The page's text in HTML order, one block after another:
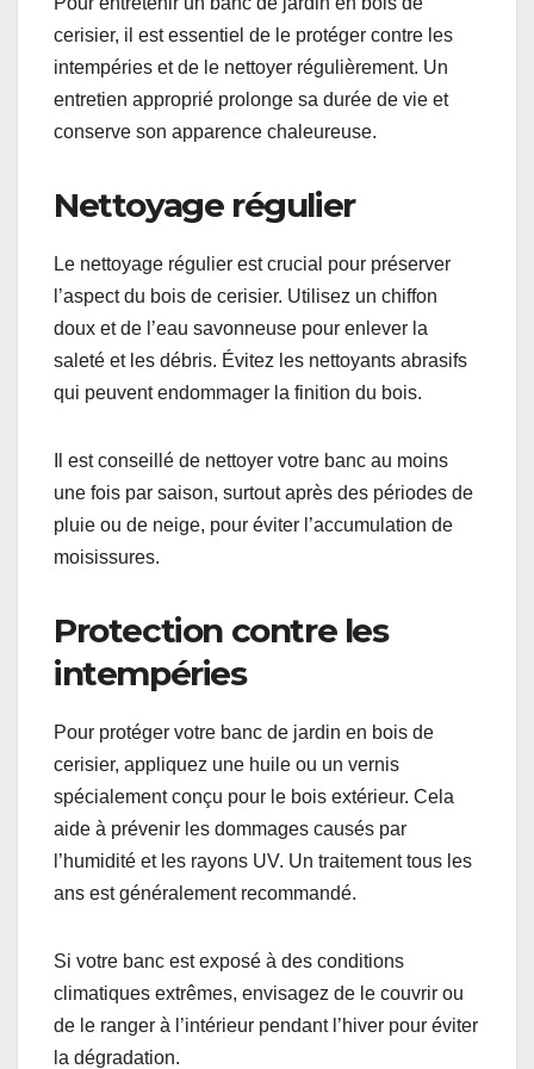
cerisier, il est essentiel de le protéger contre les
intempéries et de le nettoyer régulièrement. Un
entretien approprié prolonge sa durée de vie et
conserve son apparence chaleureuse.
Nettoyage régulier
Le nettoyage régulier est crucial pour préserver
l’aspect du bois de cerisier. Utilisez un chiffon
doux et de l’eau savonneuse pour enlever la
saleté et les débris. Évitez les nettoyants abrasifs
qui peuvent endommager la finition du bois.
Il est conseillé de nettoyer votre banc au moins
une fois par saison, surtout après des périodes de
pluie ou de neige, pour éviter l’accumulation de
moisissures.
Protection contre les
intempéries
Pour protéger votre banc de jardin en bois de
cerisier, appliquez une huile ou un vernis
spécialement conçu pour le bois extérieur. Cela
aide à prévenir les dommages causés par
l’humidité et les rayons UV. Un traitement tous les
ans est généralement recommandé.
Si votre banc est exposé à des conditions
climatiques extrêmes, envisagez de le couvrir ou
de le ranger à l’intérieur pendant l’hiver pour éviter
la dégradation.